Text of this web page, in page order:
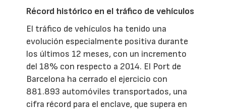
Récord histórico en el tráfico de vehículos
El tráfico de vehículos ha tenido una
evolución especialmente positiva durante
los últimos 12 meses, con un incremento
del 18% con respecto a 2014. El Port de
Barcelona ha cerrado el ejercicio con
881.893 automóviles transportados, una
cifra récord para el enclave, que supera en